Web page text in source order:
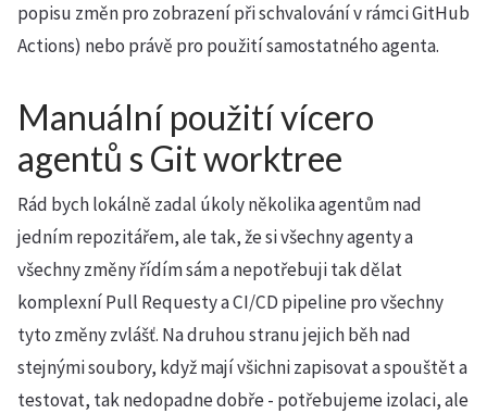
popisu změn pro zobrazení při schvalování v rámci GitHub
Actions) nebo právě pro použití samostatného agenta.
Manuální použití vícero
agentů s Git worktree
Rád bych lokálně zadal úkoly několika agentům nad
jedním repozitářem, ale tak, že si všechny agenty a
všechny změny řídím sám a nepotřebuji tak dělat
komplexní Pull Requesty a CI/CD pipeline pro všechny
tyto změny zvlášť. Na druhou stranu jejich běh nad
stejnými soubory, když mají všichni zapisovat a spouštět a
testovat, tak nedopadne dobře - potřebujeme izolaci, ale